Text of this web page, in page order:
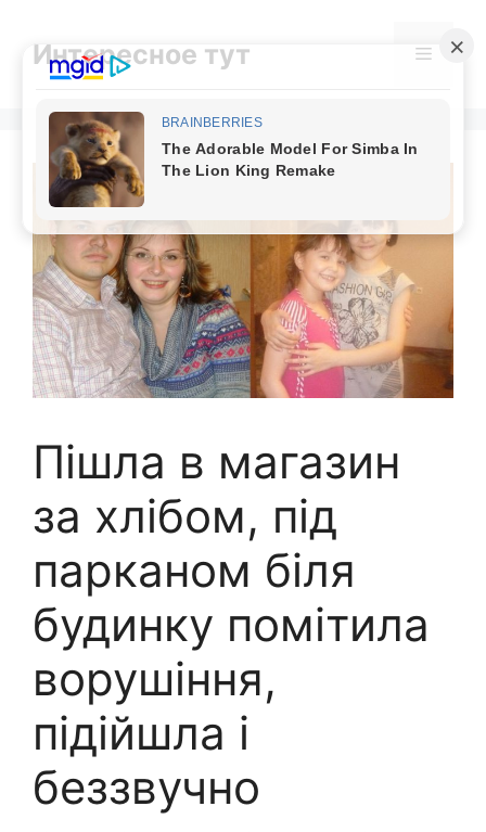
contentИнтересное тут Menu
Пішла в магазин
за хлібом, під
парканом біля
будинку помітила
ворушіння,
підійшла і
беззвучно